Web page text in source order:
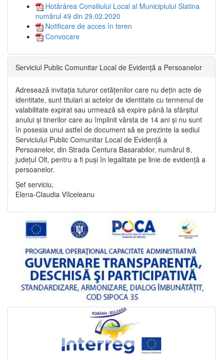
Hotărârea Consiliului Local al Municipiului Slatina
numărul 49 din 29.02.2020
Notificare de acces în teren
Convocare
Serviciul Public Comunitar Local de Evidență a Persoanelor
Adresează invitația tuturor cetățenilor care nu dețin acte de
identitate, sunt titulari ai actelor de identitate cu termenul de
valabilitate expirat sau urmează să expire până la sfârșitul
anului și tinerilor care au împlinit vârsta de 14 ani și nu sunt
în posesia unui astfel de document să se prezinte la sediul
Serviciului Public Comunitar Local de Evidență a
Persoanelor, din Strada Centura Basarabilor, numărul 8,
județul Olt, pentru a fi puși în legalitate pe linie de evidență a
persoanelor.
Șef serviciu,
Elena-Claudia Vîlceleanu